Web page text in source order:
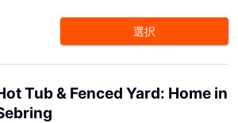
選択
Tub & Fenced Yard: Home in